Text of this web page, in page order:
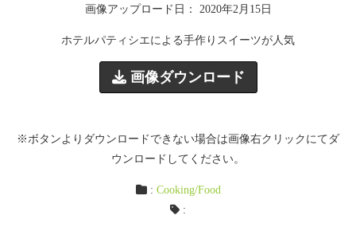
画像アップロード日： 2020年2月15日
ホテルパティシエによる手作りスイーツが人気
画像ダウンロード
※ボタンよりダウンロードできない場合は画像右クリックにてダ
ウンロードしてください。
: Cooking/Food
: